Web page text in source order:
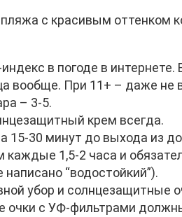
пляжа с красивым оттенком
в погоде в интернете.
вообще. При 11+ – даже не
– 3-5.
крем всегда.
15-30 минут до выхода из
каждые 1,5-2 часа и
написано “водостойкий”).
убор и солнцезащитные
очки с УФ-фильтрами